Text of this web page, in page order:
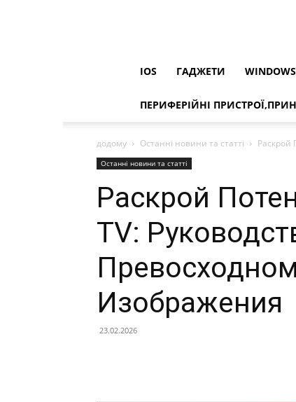
IOS ГАДЖЕТИ
ПЕРИФЕРІЙНІ
додому Останні новини та статті Раскрой
Останні новини та статті
Раскрой
TV:
Изображения
23.02.2026